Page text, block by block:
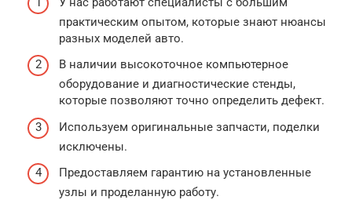
практическим опытом, которые знают нюансы
разных моделей авто.
В наличии высокоточное компьютерное
оборудование и диагностические стенды,
которые позволяют точно определить дефект.
Используем оригинальные запчасти, поделки
исключены.
Предоставляем гарантию на установленные
узлы и проделанную работу.